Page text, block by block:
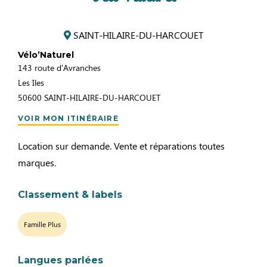
SAINT-HILAIRE-DU-HARCOUET
Vélo’Naturel
143 route d'Avranches
Les Iles
50600 SAINT-HILAIRE-DU-HARCOUET
VOIR MON ITINÉRAIRE
Location sur demande. Vente et réparations toutes
marques.
Classement & labels
Famille Plus
Langues parlées